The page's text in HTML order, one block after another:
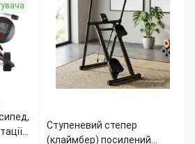
Ступеневий степер
(клаймбер) посилений